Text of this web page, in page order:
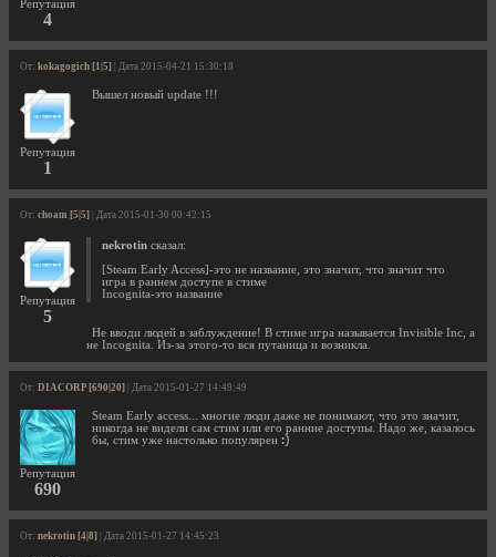
Репутация
4
От: kokagogich [1|5] | Дата 2015-04-21 15:30:18
Репутация
1
Вышел новый update !!!
От: choam [5|5] | Дата 2015-01-30 00:42:15
Репутация
5
nekrotin сказал:
[Steam Early Access]-это не название, это значит, что значит что
игра в раннем доступе в стиме
Incognita-это название
Не вводи людей в заблуждение! В стиме игра называется Invisible Inc, а
не Incognita. Из-за этого-то вся путаница и возникла.
От: DIACORP [690|20] | Дата 2015-01-27 14:49:49
Репутация
690
Steam Early access... многие люди даже не понимают, что это значит,
никогда не видели сам стим или его ранние доступы. Надо же, казалось
бы, стим уже настолько популярен
От: nekrotin [4|8] | Дата 2015-01-27 14:45:23